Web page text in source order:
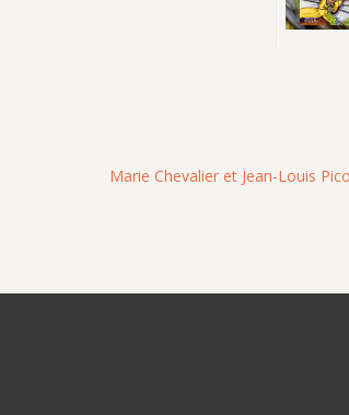
Marie Chevalier et Jean-Louis